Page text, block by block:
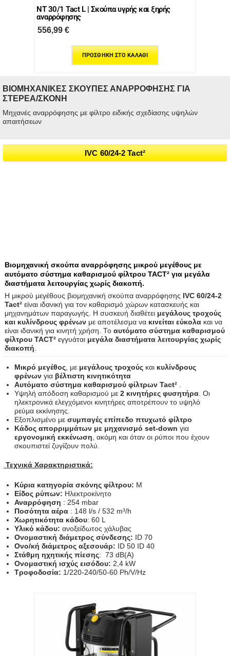
NT 30/1 Tact L | Σκούπα υγρής και ξηρής
αναρρόφησης
556,99€
ΠΡΟΣΘΉΚΗ ΣΤΟ ΚΑΛΆΘΙ
ΒΙΟΜΗΧΑΝΙΚΈΣ ΣΚΟΎΠΕΣ ΑΝΑΡΡΌΦΗΣΗΣ ΓΙΑ
ΣΤΕΡΕΆ/ΣΚΌΝΗ
Μηχανές αναρρόφησης με φίλτρο ειδικής σχεδίασης υψηλών
απαιτήσεων
IVC 60/24-2 Tact²
Βιομηχανική σκούπα αναρρόφησης μικρού μεγέθους με
αυτόματο σύστημα καθαρισμού φίλτρου TACT² για μεγάλα
διαστήματα λειτουργίας χωρίς διακοπή.
Η μικρού μεγέθους βιομηχανική σκούπα αναρρόφησης IVC 60/24-2
Tact² είναι ιδανική για τον καθαρισμό χώρων κατασκευής και
μηχανημάτων παραγωγής. Η συσκευή διαθέτει μεγάλους τροχούς
και κυλίνδρους φρένων με αποτέλεσμα να κινείται εύκολα και να
είναι ιδανική για κινητή χρήση. Το αυτόματο σύστημα καθαρισμού
φίλτρου TACT² εγγυάται μεγάλα διαστήματα λειτουργίας χωρίς
διακοπή.
Μικρό μεγέθος, με μεγάλους τροχούςκαι κυλίνδρους
φρένωνγια βέλτιστη κινητικότητα
Αυτόματο σύστημα καθαρισμού φίλτρων Tact².
Υψηλή απόδοση καθαρισμού με 2 κινητήρες φυσητήρα. Οι
ηλεκτρονικά ελεγχόμενοι κινητήρες αποτρέπουν το υψηλό
ρεύμα εκκίνησης.
Εξοπλισμένο με συμπαγές επίπεδο πτυχωτό φίλτρο
Κάδος απορριμμάτων με μηχανισμό set-down για
εργονομική εκκένωση, ακόμη και όταν οι ρύποι που έχουν
σκουπιστεί ζυγίζουν πολύ.
Τεχνικά Χαρακτηριστικά:
Κύρια κατηγορία σκόνης φίλτρου: M
Είδος ρύπων: Ηλεκτροκίνητο
Αναρρόφηση : 254 mbar
Ποσότητα αέρα: 148 l/s / 532 m³/h
Χωρητικότητα κάδου: 60 L
Υλικό κάδου: ανοξείδωτος χάλυβας
Ονομαστική διάμετρος σύνδεσης:
ID 70
Ονο/κή διάμετρος αξεσουάρ:
ID 50 ID 40
Στάθμη ηχητικής πίεσης: 73 dB(A)
Ονομαστική ισχύς εισόδου: 2,4 kW
Τροφοδοσία: 1/220-240/50-60 Ph/V/Hz